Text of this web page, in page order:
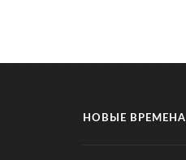
НОВЫЕ ВРЕМЕНА